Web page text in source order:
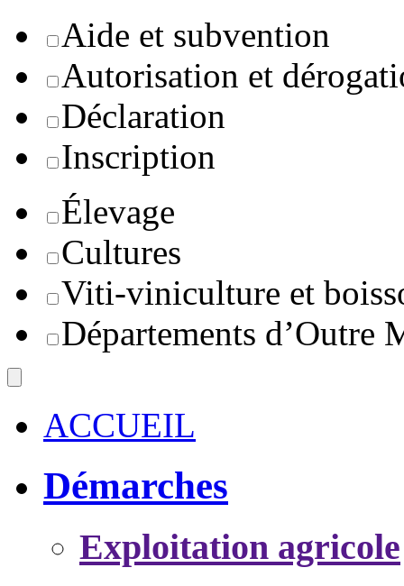
Aide et subvention
Autorisation et
Déclaration
Inscription
Élevage
Cultures
Viti-viniculture et
Départements d’Outre
ACCUEIL
Démarches
Exploitation agricole